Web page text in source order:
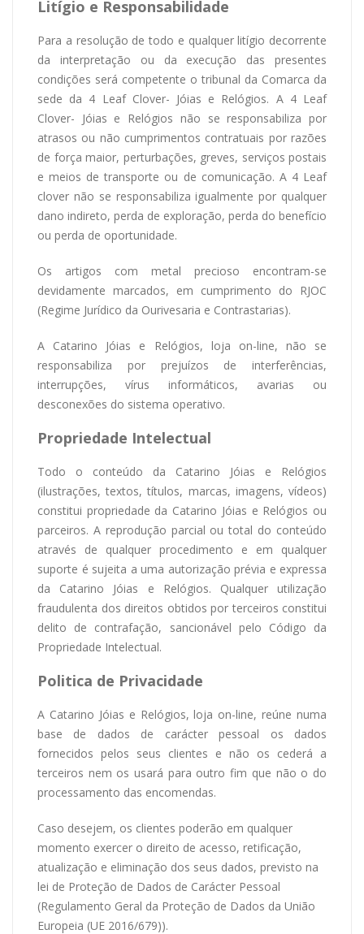
Litígio e Responsabilidade
Para a resolução de todo e qualquer litígio decorrente
da interpretação ou da execução das presentes
condições será competente o tribunal da Comarca da
sede da 4 Leaf Clover- Jóias e Relógios. A 4 Leaf
Clover- Jóias e Relógios não se responsabiliza por
atrasos ou não cumprimentos contratuais por razões
de força maior, perturbações, greves, serviços postais
e meios de transporte ou de comunicação. A 4 Leaf
clover não se responsabiliza igualmente por qualquer
dano indireto, perda de exploração, perda do benefício
ou perda de oportunidade.
Os artigos com metal precioso encontram-se
devidamente marcados, em cumprimento do RJOC
(Regime Jurídico da Ourivesaria e Contrastarias).
A Catarino Jóias e Relógios, loja on-line, não se
responsabiliza por prejuízos de interferências,
interrupções, vírus informáticos, avarias ou
desconexões do sistema operativo.
Propriedade Intelectual
Todo o conteúdo da Catarino Jóias e Relógios
(ilustrações, textos, títulos, marcas, imagens, vídeos)
constitui propriedade da Catarino Jóias e Relógios ou
parceiros. A reprodução parcial ou total do conteúdo
através de qualquer procedimento e em qualquer
suporte é sujeita a uma autorização prévia e expressa
da Catarino Jóias e Relógios. Qualquer utilização
fraudulenta dos direitos obtidos por terceiros constitui
delito de contrafação, sancionável pelo Código da
Propriedade Intelectual.
Politica de Privacidade
A Catarino Jóias e Relógios, loja on-line, reúne numa
base de dados de carácter pessoal os dados
fornecidos pelos seus clientes e não os cederá a
terceiros nem os usará para outro fim que não o do
processamento das encomendas.
Caso desejem, os clientes poderão em qualquer
momento exercer o direito de acesso, retificação,
atualização e eliminação dos seus dados, previsto na
lei de Proteção de Dados de Carácter Pessoal
(Regulamento Geral da Proteção de Dados da União
Europeia (UE 2016/679)).